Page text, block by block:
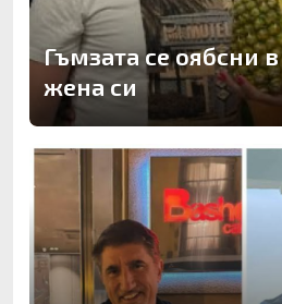
Гъмзата се оябсни
жена си